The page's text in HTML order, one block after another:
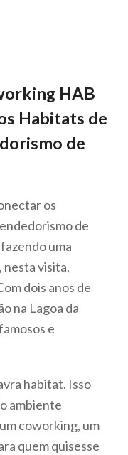
HAB
Habitats de
de
os
de
uma
nesta visita,
dois anos de
na Lagoa da
e
habitat. Isso
ambiente
coworking, um
quem quisesse